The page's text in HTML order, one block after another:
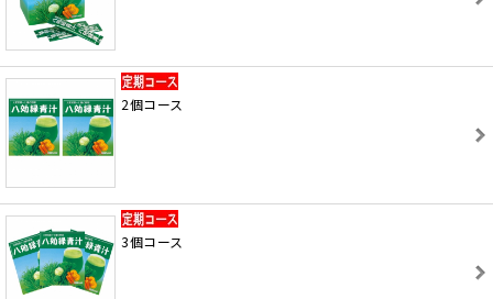
2個コース
3個コース